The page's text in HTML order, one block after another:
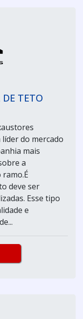
TETO
do mercado
mais
a
deve ser
Esse tipo
e